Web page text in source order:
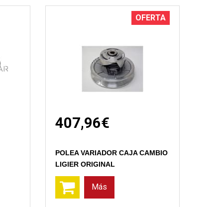
OFERTA
407,96€
POLEA VARIADOR CAJA CAMBIO
LIGIER ORIGINAL
Más